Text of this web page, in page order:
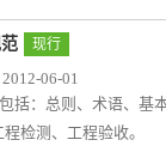
现行
06-01
括：总则、术语、基
检测、工程验收。